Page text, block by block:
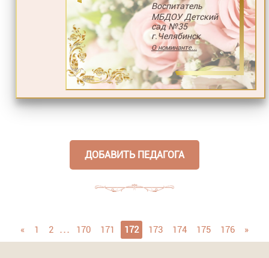
Воспитатель
МБДОУ Детский
сад №35
г.Челябинск
О номинанте...
ДОБАВИТЬ ПЕДАГОГА
« 1 2 ... 170 171 172 173 174 175 176 »